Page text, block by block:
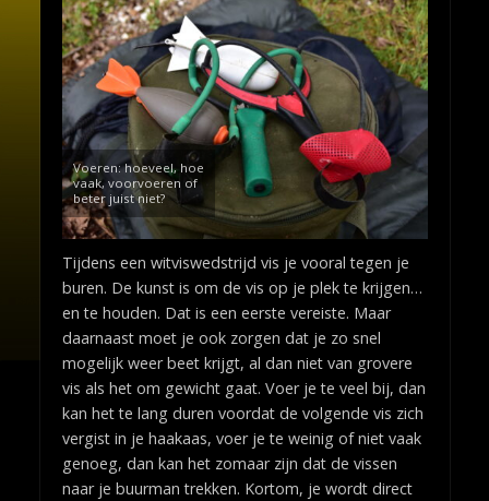
Voeren: hoeveel, hoe
vaak, voorvoeren of
beter juist niet?
Tijdens een witviswedstrijd vis je vooral tegen je
buren. De kunst is om de vis op je plek te krijgen…
en te houden. Dat is een eerste vereiste. Maar
daarnaast moet je ook zorgen dat je zo snel
mogelijk weer beet krijgt, al dan niet van grovere
vis als het om gewicht gaat. Voer je te veel bij, dan
kan het te lang duren voordat de volgende vis zich
vergist in je haakaas, voer je te weinig of niet vaak
genoeg, dan kan het zomaar zijn dat de vissen
naar je buurman trekken. Kortom, je wordt direct